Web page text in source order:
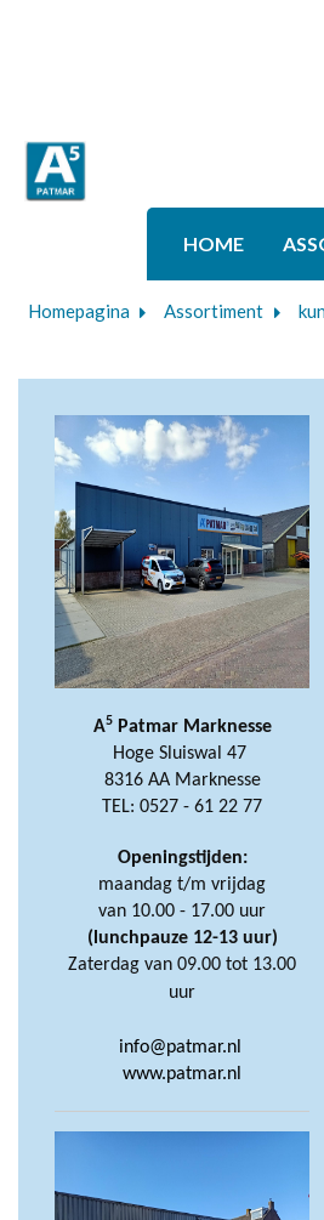
HOME
Homepagina Assortiment
A5Patmar Marknesse
Hoge Sluiswal 47
8316 AA Marknesse
TEL: 0527 - 61 22 77
Openingstijden:
maandag t/m vrijdag
van 10.00 - 17.00 uur
(lunchpauze 12-13 uur)
Zaterdag van 09.00 tot 13.00
uur
info@patmar.nl
www.patmar.nl